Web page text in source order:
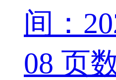
间：
08 页